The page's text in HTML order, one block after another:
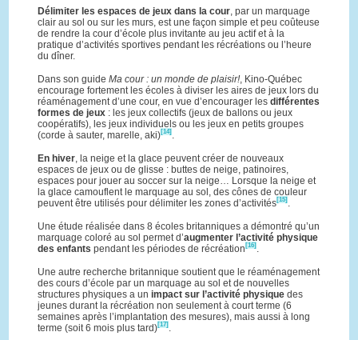
Délimiter les espaces de jeux dans la cour, par un marquage
clair au sol ou sur les murs, est une façon simple et peu coûteuse
de rendre la cour d’école plus invitante au jeu actif et à la
pratique d’activités sportives pendant les récréations ou l’heure
du dîner.
Dans son guide Ma cour : un monde de plaisir!, Kino-Québec
encourage fortement les écoles à diviser les aires de jeux lors du
réaménagement d’une cour, en vue d’encourager lesdifférentes
formes de jeux: les jeux collectifs (jeux de ballons ou jeux
coopératifs), les jeux individuels ou les jeux en petits groupes
(corde à sauter, marelle, aki)[14] .
En hiver, la neige et la glace peuvent créer de nouveaux
espaces de jeux ou de glisse : buttes de neige, patinoires,
espaces pour jouer au soccer sur la neige… Lorsque la neige et
la glace camouflent le marquage au sol, des cônes de couleur
peuvent être utilisés pour délimiter les zones d’activités[15] .
Une étude réalisée dans 8 écoles britanniques a démontré qu’un
marquage coloré au sol permet d’augmenter l’activité physique
des enfants pendant les périodes de récréation [16] .
Une autre recherche britannique soutient que le réaménagement
des cours d’école par un marquage au sol et de nouvelles
structures physiques a un impact sur l’activité physiquedes
jeunes durant la récréation non seulement à court terme (6
semaines après l’implantation des mesures), mais aussi à long
terme (soit 6 mois plus tard)[17] .